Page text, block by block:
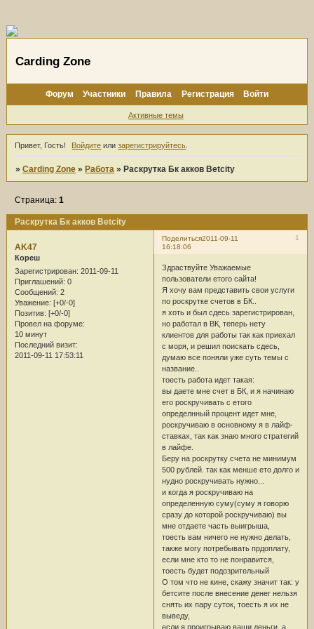
Carding Zone
Форум Участники Правила Регистрация Войти
Активные темы
Привет, Гость! Войдите илизарегистрируйтесь
»Carding Zone » Работа » Раскрутка Бк акков Betcity
Раскрутка Бк акков Betcity
Страница:1
Поделиться 1
2011-09-11
16:18:06
AK47
Кореш
Зарегистрирован: 2011-09-11
Приглашений: 0
Сообщений: 2
Уважение: [+0/-0]
Позитив: [+0/-0]
Провел на форуме:
10 минут
Последний визит:
2011-09-11 17:53:11
Здраствуйте Уважаемые
пользователи етого сайта!
Я хочу вам представить свои услуги
по роскрутке счетов в БК..
я хоть и был сдесь зарегистрирован,
но работал в ВК, теперь нету
клиентов для работы так как приехал
с моря, и решил поискать сдесь,
думаю все поняли уже суть темы с
название..
тоесть работа идет такая:
вы даете мне счет в БК, и я начинаю
его роскручивать с етого
определнный процент идет мне,
роскручиваю в основному я в лайф-
ставках, так как знаю много стратегий
в лайфе.
Беру на роскрутку счета не минимум
500 рублей. так как менше ето долго и
нудно роскручивать нужно...
и когда я роскручиваю на
определенную суму(суму я говорю
сразу до которой роскручиваю) вы
мне отдаете часть выигрыша,
тоесть вам ничего не нужно делать,
также могу потребывать прдоплату,
если мне кто то не понравится,
тоесть будет подозрительный
О том что не кинe, скажу значит так: у
бетсите после внесение денег нельзя
снять их пару суток, тоесть я их не
выведу,
если я проигрываю ваши деньги, а